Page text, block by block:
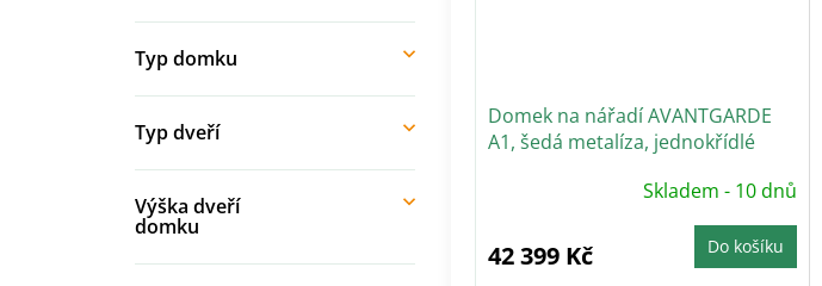
Typ domku
Typ dveří
Výška dveří
domku
Domek na nářadí AVANTGARDE
A1, šedá metalíza, jednokřídlé
Skladem - 10 dnů
42 399 Kč Do košíku